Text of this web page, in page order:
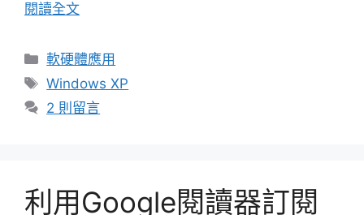
閱讀全文
分
類
軟硬體應用
標
籤
Windows XP
2 則留言
利用Google閱讀器訂閱